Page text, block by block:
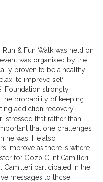
& Fun Walk was held on
was organised by the
proven to be a healthy
to improve self-
Foundation strongly
the probability of keeping
addiction recovery.
stressed that rather than
that one challenges
he was. He also
improve as there is where
for Gozo Clint Camilleri,
Camilleri participated in the
messages to those